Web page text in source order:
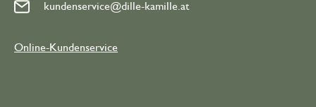
kundenservice@dille-kamille.at
Online-Kundenservice